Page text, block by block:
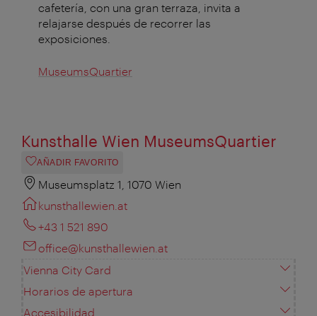
cafetería, con una gran terraza, invita a
relajarse después de recorrer las
exposiciones.
MuseumsQuartier
Kunsthalle Wien MuseumsQuartier
AÑADIR FAVORITO
Museumsplatz 1, 1070 Wien
kunsthallewien.at
+43 1 521 890
office@kunsthallewien.at
Vienna City Card
Horarios de apertura
Accesibilidad